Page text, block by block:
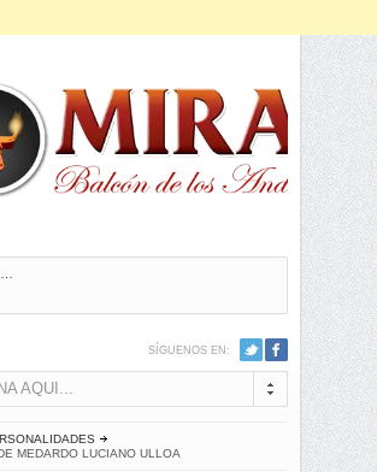
SÍGUENOS EN:
AQUI...
MEDARDO LUCIANO ULLOA